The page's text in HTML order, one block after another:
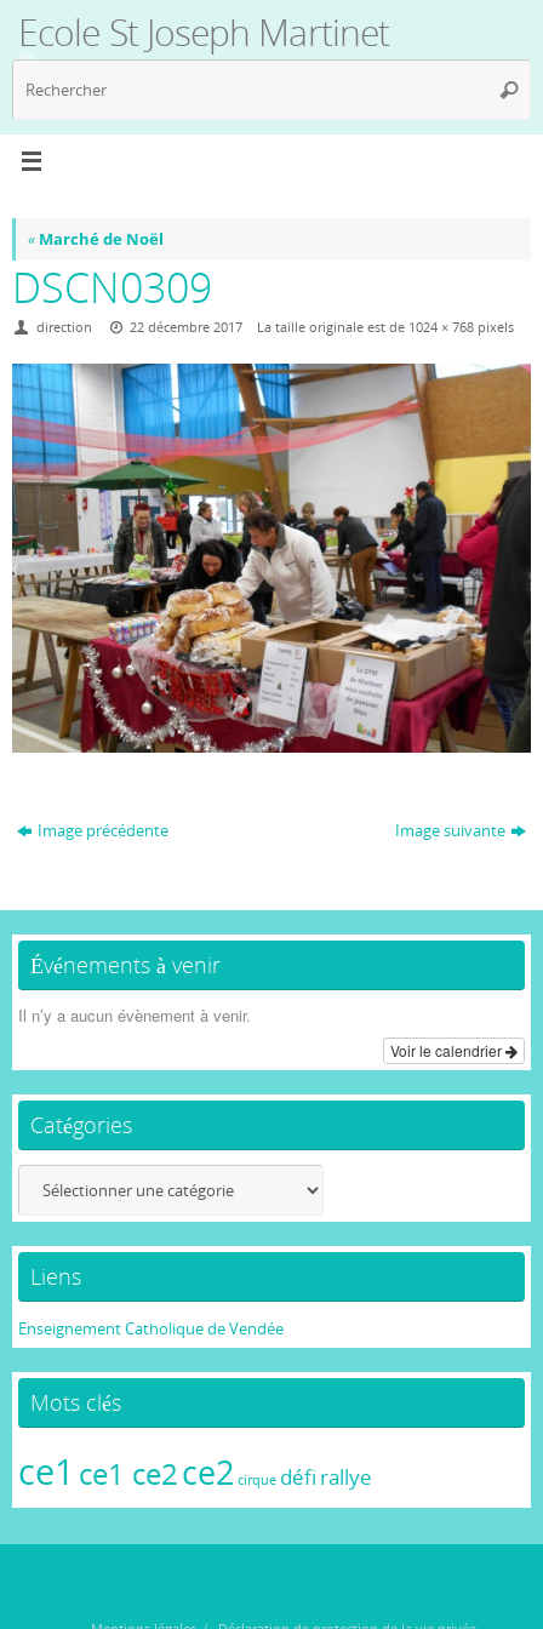
contenu
Ecole St Joseph Martinet
« Marché de Noël
DSCN0309
direction 22 décembre 2017 La taille originale est de 1024 × 768 pixels
Image précédente Image suivante
Événements à venir
Il n’y a aucun évènement à venir.
Voir le calendrier
Catégories
Liens
Enseignement Catholique de Vendée
Mots clés
ce1 ce1 ce2ce2 cirque défi rallye